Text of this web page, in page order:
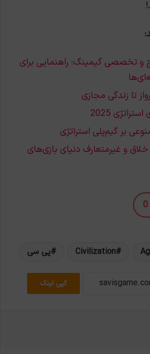
و تخصصی گیمینگ: راهنمایی برای
تا زندگی مجازی
2025
بر گیم‌پلی استراتژی
و غیرمتعارف دنیای بازی‌های
0
Civilization پی سی
کپی لینک